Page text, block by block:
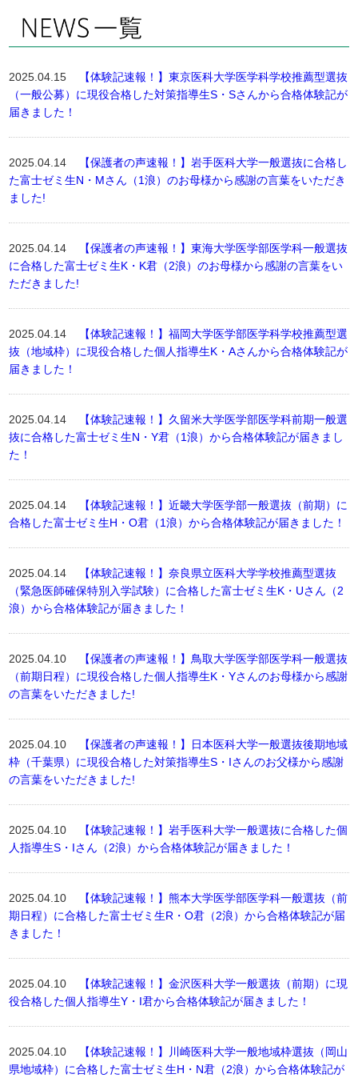
2025.04.15
【体験記速報！】東京医科大学医学科学校推薦型選抜
（一般公募）に現役合格した対策指導生S・Sさんから合格体験記が
届きました！
2025.04.14
【保護者の声速報！】岩手医科大学一般選抜に合格し
た富士ゼミ生N・Mさん（1浪）のお母様から感謝の言葉をいただき
ました!
2025.04.14
【保護者の声速報！】東海大学医学部医学科一般選抜
に合格した富士ゼミ生K・K君（2浪）のお母様から感謝の言葉をい
ただきました!
2025.04.14
【体験記速報！】福岡大学医学部医学科学校推薦型選
抜（地域枠）に現役合格した個人指導生K・Aさんから合格体験記が
届きました！
2025.04.14
【体験記速報！】久留米大学医学部医学科前期一般選
抜に合格した富士ゼミ生N・Y君（1浪）から合格体験記が届きまし
た！
2025.04.14
【体験記速報！】近畿大学医学部一般選抜（前期）に
合格した富士ゼミ生H・O君（1浪）から合格体験記が届きました！
2025.04.14
【体験記速報！】奈良県立医科大学学校推薦型選抜
（緊急医師確保特別入学試験）に合格した富士ゼミ生K・Uさん（2
浪）から合格体験記が届きました！
2025.04.10
【保護者の声速報！】鳥取大学医学部医学科一般選抜
（前期日程）に現役合格した個人指導生K・Yさんのお母様から感謝
の言葉をいただきました!
2025.04.10
【保護者の声速報！】日本医科大学一般選抜後期地域
枠（千葉県）に現役合格した対策指導生S・Iさんのお父様から感謝
の言葉をいただきました!
2025.04.10
【体験記速報！】岩手医科大学一般選抜に合格した個
人指導生S・Iさん（2浪）から合格体験記が届きました！
2025.04.10
【体験記速報！】熊本大学医学部医学科一般選抜（前
期日程）に合格した富士ゼミ生R・O君（2浪）から合格体験記が届
きました！
2025.04.10
【体験記速報！】金沢医科大学一般選抜（前期）に現
役合格した個人指導生Y・I君から合格体験記が届きました！
2025.04.10
【体験記速報！】川崎医科大学一般地域枠選抜（岡山
県地域枠）に合格した富士ゼミ生H・N君（2浪）から合格体験記が